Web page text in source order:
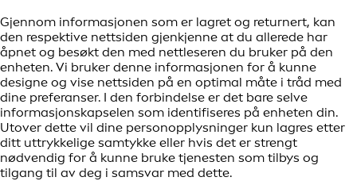
Gjennom informasjonen som er lagret og returnert, kan
den respektive nettsiden gjenkjenne at du allerede har
åpnet og besøkt den med nettleseren du bruker på den
enheten. Vi bruker denne informasjonen for å kunne
designe og vise nettsiden på en optimal måte i tråd med
dine preferanser. I den forbindelse er det bare selve
informasjonskapselen som identifiseres på enheten din.
Utover dette vil dine personopplysninger kun lagres etter
ditt uttrykkelige samtykke eller hvis det er strengt
nødvendig for å kunne bruke tjenesten som tilbys og
tilgang til av deg i samsvar med dette.